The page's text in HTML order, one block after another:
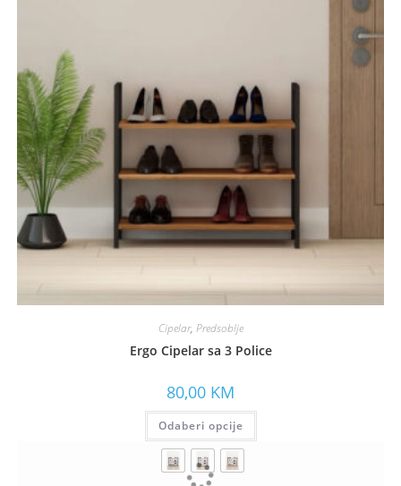
Cipelar, Predsoblje
Ergo Cipelar sa 3 Police
80,00 KM
Odaberi opcije